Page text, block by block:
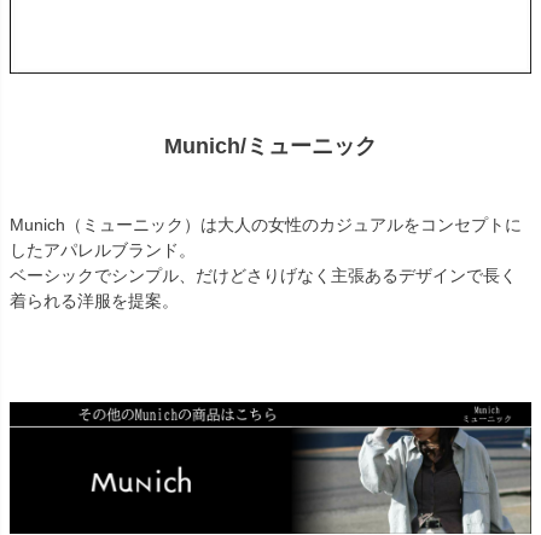
Munich/ミューニック
Munich（ミューニック）は大人の女性のカジュアルをコンセプトに
したアパレルブランド。
ベーシックでシンプル、だけどさりげなく主張あるデザインで長く
着られる洋服を提案。